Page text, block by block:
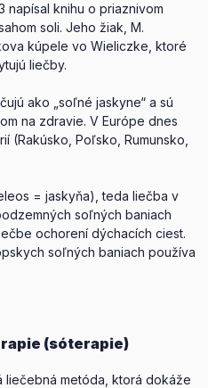
napísal knihu o priaznivom
soli. Jeho žiak, M.
kúpele vo Wieliczke, ktoré
liečby.
ako „soľné jaskyne“ a sú
na zdravie. V Európe dnes
(Rakúsko, Poľsko, Rumunsko,
= jaskyňa), teda liečba v
soľných baniach
ochorení dýchacích ciest.
soľných baniach používa
(sóterapie)
liečebná metóda, ktorá dokáže